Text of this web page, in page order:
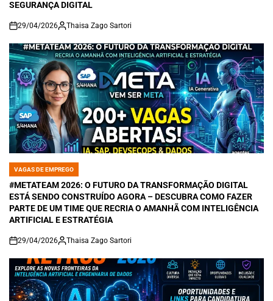
SEGURANÇA DIGITAL
on
29/04/2026 Thaisa Zago Sartori
POSTED
IN
VAGAS DE EMPREGO
#METATEAM 2026: O FUTURO DA TRANSFORMAÇÃO DIGITAL
ESTÁ SENDO CONSTRUÍDO AGORA – DESCUBRA COMO FAZER
PARTE DE UM TIME QUE RECRIA O AMANHÃ COM INTELIGÊNCIA
ARTIFICIAL E ESTRATÉGIA
on
29/04/2026 Thaisa Zago Sartori